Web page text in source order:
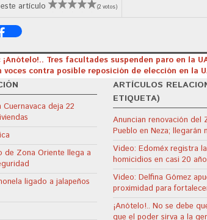
artículo (2 votos)
¡Anótelo!.. Tres facultades suspenden paro en la
voces contra posible reposición de elección en la
deja 22
de Zona Oriente llega a
ligado a jalapeños
ARTÍCULOS
ETIQUETA)
Anuncian renovación del
Pueblo en Neza; llegarán
Video: Edoméx registra
homicidios en casi 20
Video: Delfina Gómez
proximidad para
¡Anótelo!.. No se debe
que el poder sirva a la